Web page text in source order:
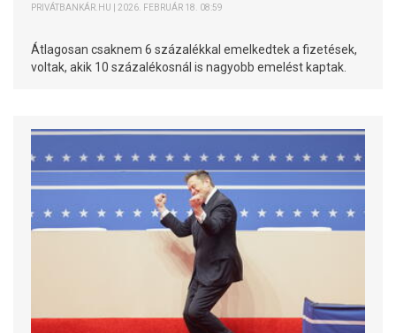
PRIVÁTBANKÁR.HU | 2026. FEBRUÁR 18. 08:59
Átlagosan csaknem 6 százalékkal emelkedtek a fizetések,
voltak, akik 10 százalékosnál is nagyobb emelést kaptak.